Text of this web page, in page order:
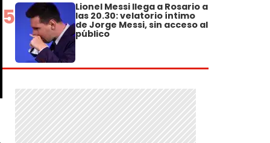
5 Lionel Messi llega a Rosario a
las 20.30: velatorio íntimo
de Jorge Messi, sin acceso al
público